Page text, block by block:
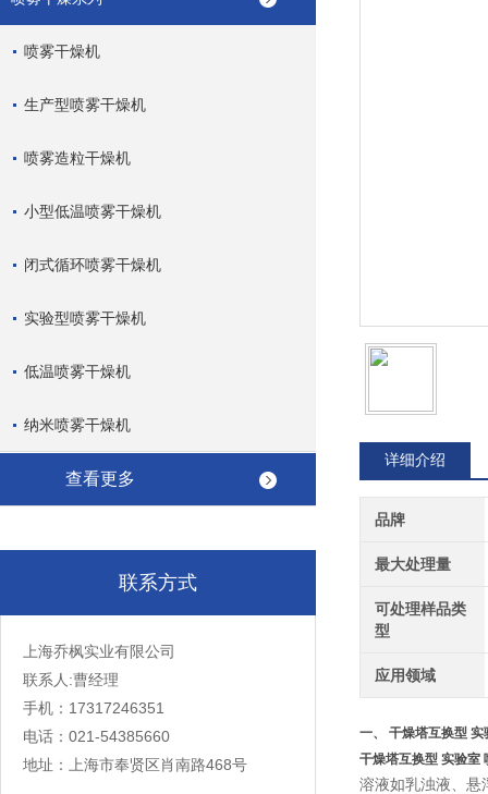
喷雾干燥机
生产型喷雾干燥机
喷雾造粒干燥机
小型低温喷雾干燥机
闭式循环喷雾干燥机
实验型喷雾干燥机
低温喷雾干燥机
纳米喷雾干燥机
查看更多
联系方式
上海乔枫实业有限公司
联系人:曹经理
手机：17317246351
电话：021-54385660
地址：上海市奉贤区肖南路468号
详细介绍
品牌
最大处理量
可处理样品类
型
应用领域
一、
干燥塔互换型 实
干燥塔互换型 实验室
溶液如乳浊液、悬